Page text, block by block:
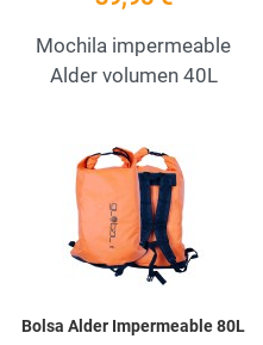
Mochila impermeable
Alder volumen 40L
Bolsa Alder Impermeable 80L